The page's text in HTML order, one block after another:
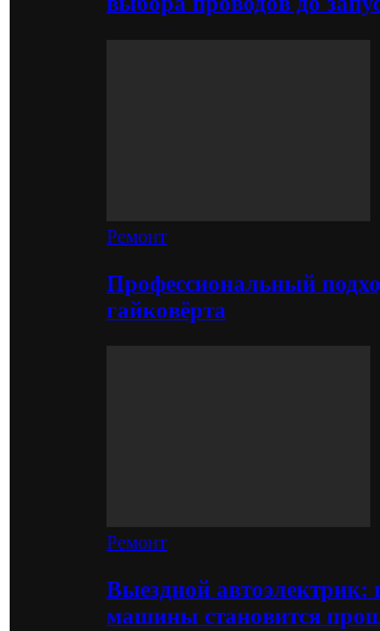
Ремонт
Профессиональный
гайковёрта
Ремонт
Выездной автоэлектрик:
машины становится